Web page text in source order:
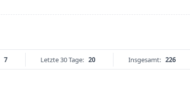
7 Letzte 30 Tage: 20 Insgesamt: 226